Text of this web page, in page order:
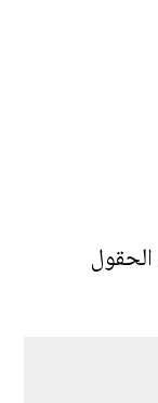
الحقول